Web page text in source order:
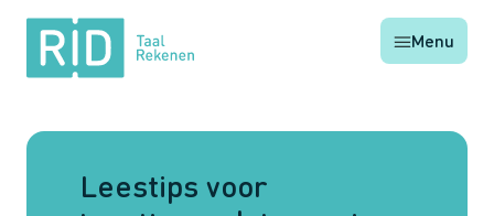
RID
Taal
Rekenen
Menu
Leestips voor